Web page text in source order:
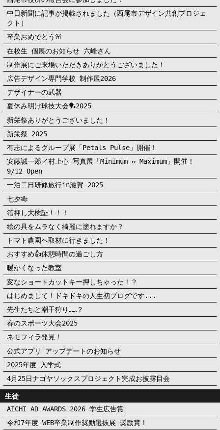
中日新聞に記事が掲載されました（西尾市デザイン共創プロジェ
クト）
卒業おめでとう🌸
在校生 個展のお知らせ 六峰さん
制作展にご来場いただきありがとうございました！
広告デザイン専門学校 制作展2026
デザイナーの武器
夏休み明け球技大会🏓2025
新栄祭ありがとうございました！
新栄祭 2025
有志によるグループ展「Petals Pulse」開催！
安藤誠一郎／村上心 写真展「Minimum ↔︎ Maximum」開催！
9/12 Open
一泊二日研修旅行in滋賀 2025
七夕🎋
箔押し大検証！！！
絵の具をムラなく綺麗に塗れますか？
トマト農園へ取材に行きました！
おすすめ👍休憩時間の過ごし方
暖かくなった教室
変なショートカットキー押しちゃった！？
はじめまして！ドキドキの人生初ブログです...
先生たちと潮干狩り……？
春のスポーツ大会2025
ネモフィラ発見！
公式アプリ アップデートのお知らせ
2025年度 入学式
4月25日ナゴヤソックスプロジェクト完成お披露目会
生徒
AICHI AD AWARDS 2026 学生広告賞
令和7年度 WEB卒業制作奨励選抜展 奨励賞！